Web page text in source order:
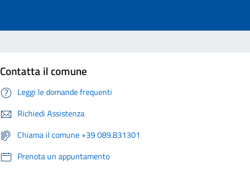
Contatta il comune
Leggi le domande frequenti
Richiedi Assistenza
Chiama il comune +39 089.831301
Prenota un appuntamento